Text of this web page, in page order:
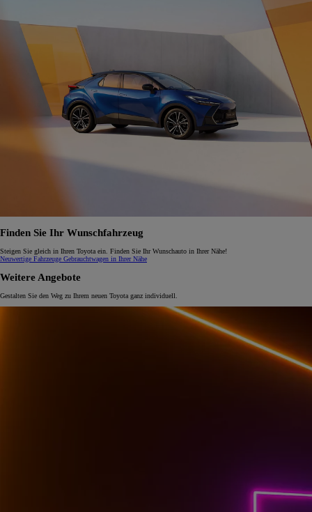
Finden Sie Ihr Wunschfahrzeug
Steigen Sie gleich in Ihren Toyota ein. Finden Sie Ihr Wunschauto in Ihrer Nähe!
Neuwertige Fahrzeuge Gebrauchtwagen in Ihrer Nähe
Weitere Angebote
Gestalten Sie den Weg zu Ihrem neuen Toyota ganz individuell.